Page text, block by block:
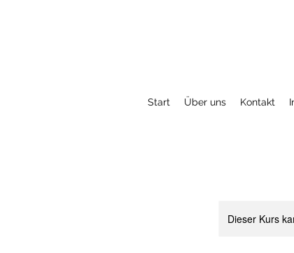
Start Über uns Kontakt
Dieser Kurs